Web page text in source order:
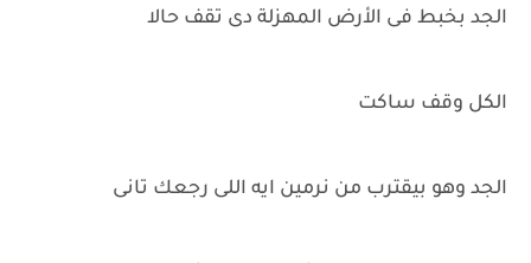
الجد بخبط فى الأرض المهزلة دى تقف حالا
الكل وقف ساكت
الجد وهو بيقترب من نرمين ايه اللى رجعك تانى